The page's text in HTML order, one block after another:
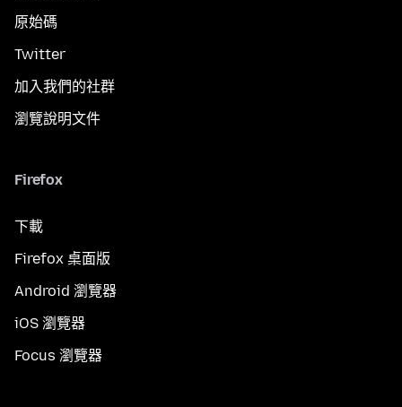
原始碼
Twitter
加入我們的社群
瀏覽說明文件
Firefox
下載
Firefox 桌面版
Android 瀏覽器
iOS 瀏覽器
Focus 瀏覽器